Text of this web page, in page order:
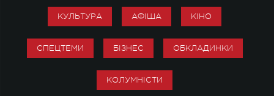
КУЛЬТУРА АФІША КІНО
СПЕЦТЕМИ БІЗНЕС ОБКЛАДИНКИ
КОЛУМНІСТИ